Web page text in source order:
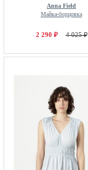
Anna Field
Майка-борцовка
2 290 ₽ 4 025 ₽